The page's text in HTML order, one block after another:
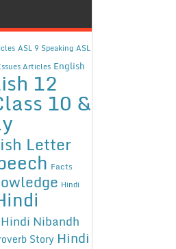
ASL 9 Speaking ASL
Articles English
12
10 &
Letter
Facts
Hindi
Hindi Nibandh
Story Hindi